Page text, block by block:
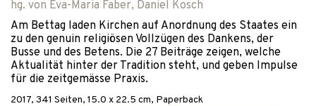
hg. von Eva-Maria Faber, Daniel Kosch
Am Bettag laden Kirchen auf Anordnung des Staates ein
zu den genuin religiösen Vollzügen des Dankens, der
Busse und des Betens. Die 27 Beiträge zeigen, welche
Aktualität hinter der Tradition steht, und geben Impulse
für die zeitgemässe Praxis.
2017, 341 Seiten, 15.0 x 22.5 cm, Paperback